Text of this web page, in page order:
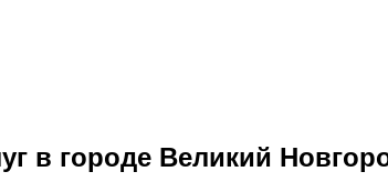
в городе Великий